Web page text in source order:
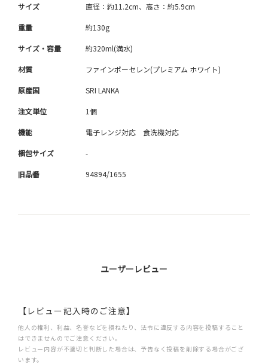
サイズ 直径：約11.2cm、高さ：約5.9cm
重量 約130g
サイズ・容量 約320ml(満水)
材質 ファインポーセレン(プレミアム ホワイト)
原産国 SRI LANKA
注文単位 1個
機能 電子レンジ対応 食洗機対応
梱包サイズ -
旧品番 94894/1655
ユーザーレビュー
【レビュー記入時のご注意】
他人の権利、利益、名誉などを損ねたり、法令に違反する内容を投稿すること
はできませんのでご注意ください。
レビュー内容が不適切と判断した場合は、予告なく投稿を削除する場合がござ
います。